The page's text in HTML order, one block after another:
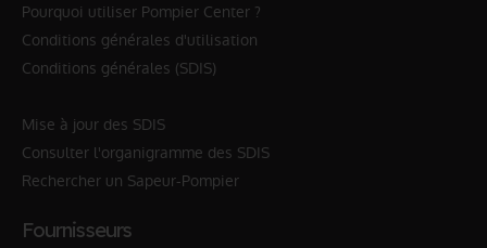
Pourquoi utiliser Pompier Center ?
Conditions générales d'utilisation
Conditions générales (SDIS)
Mise à jour des SDIS
Consulter l'organigramme des SDIS
Rechercher un Sapeur-Pompier
Fournisseurs